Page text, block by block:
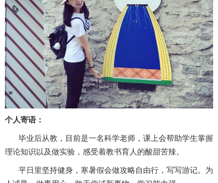
个人寄语：
毕业后从教，目前是一名科学老师，课上会帮助学生掌握
理论知识以及做实验，感受着教书育人的酸甜苦辣。
平日里坚持健身，寒暑假会做攻略自由行，写写游记。为